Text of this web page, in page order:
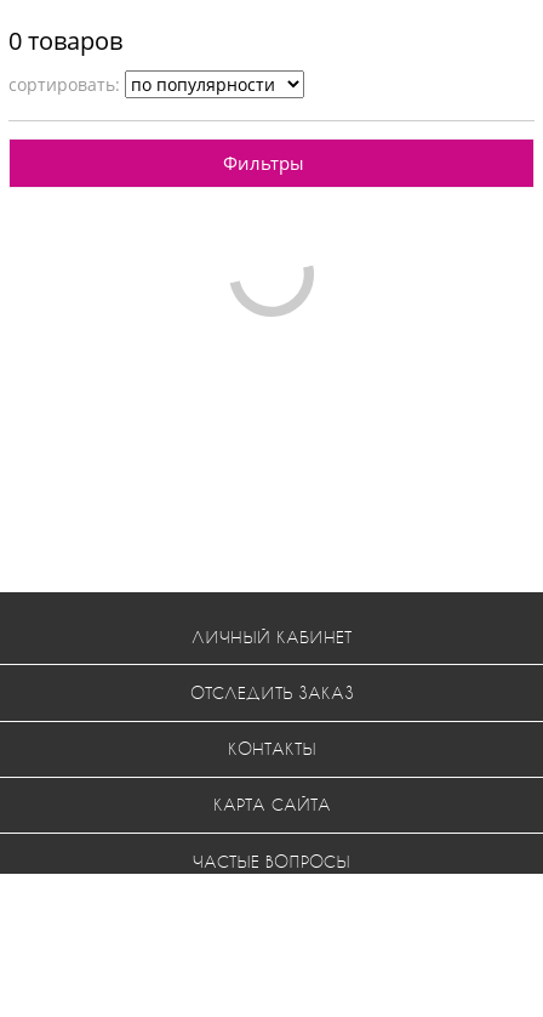
0 товаров
cортировать:
Фильтры
ЛИЧНЫЙ КАБИНЕТ
ОТСЛЕДИТЬ ЗАКАЗ
КОНТАКТЫ
КАРТА САЙТА
ЧАСТЫЕ ВОПРОСЫ